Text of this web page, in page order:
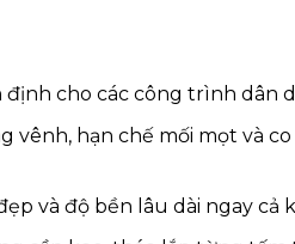
cho các công trình dân
vênh, hạn chế mối mọt và
và độ bền lâu dài ngay